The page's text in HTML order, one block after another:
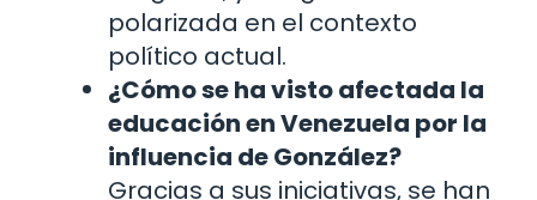
polarizada en el contexto
político actual.
¿Cómo se ha visto afectada la
educación en Venezuela por la
influencia de González?
Gracias a sus iniciativas, se han